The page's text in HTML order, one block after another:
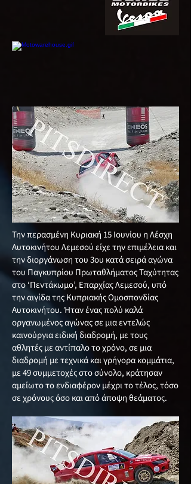
Την περασμένη Κυριακή 15 Ιουνίου η Λέσχη
Αυτοκινήτου Λεμεσού είχε την επιμέλεια και
την διοργάνωση του 3ου κατά σειρά αγώνα
του Παγκυπρίου Πρωταθλήματος Ταχύτητας
στο ‘Πεντάκωμο’, Επαρχίας Λεμεσού, υπό
την αιγίδα της Κυπριακής Ομοσπονδίας
Αυτοκινήτου. Ήταν ένας πολύ καλά
οργανωμένος αγώνας σε μια εντελώς
καινούργια ειδική διαδρομή, με τους
αθλητές με αντίπαλο το χρόνο, σε μια
διαδρομή με τεχνικά και γρήγορα κομμάτια,
με 49 συμμετοχές στο σύνολο, κράτησαν
αμείωτο το ενδιαφέρον μέχρι το τέλος, τόσο
σε χρόνους όσο και από άποψη θεάματος.